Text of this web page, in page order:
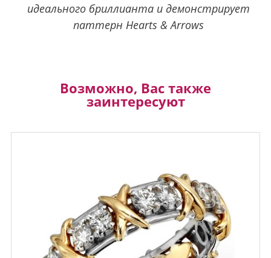
идеального бриллианта и демонстрирует
паттерн Hearts & Arrows
Возможно, Вас также
заинтересуют